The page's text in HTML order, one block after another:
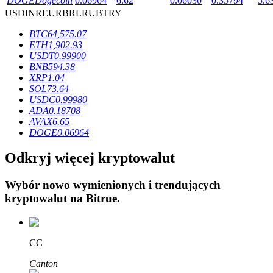
Blokady BTR
Ekskluzywne inwestycje dla posiadaczy BTR
Pożyczki
Usługa pożyczek wspieranych kryptowalutami
USDINREURBRLRUBTRY
BTC64,575.07
ETH1,902.93
USDT0.99900
BNB594.38
XRP1.04
SOL73.64
USDC0.99980
ADA0.18708
AVAX6.65
DOGE0.06964
Odkryj więcej kryptowalut
Wybór nowo wymienionych i trendujących
kryptowalut na Bitrue.
CC
Canton